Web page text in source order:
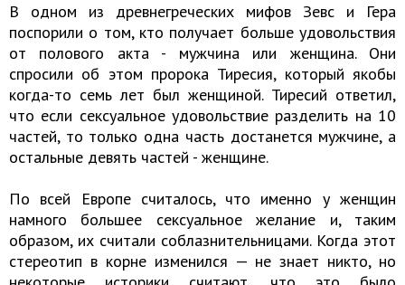
В одном из древнегреческих мифов Зевс и Гера
поспорили о том, кто получает больше удовольствия
от полового акта - мужчина или женщина. Они
спросили об этом пророка Тиресия, который якобы
когда-то семь лет был женщиной. Тиресий ответил,
что если сексуальное удовольствие разделить на 10
частей, то только одна часть достанется мужчине, а
остальные девять частей - женщине.
По всей Европе считалось, что именно у женщин
намного большее сексуальное желание и, таким
образом, их считали соблазнительницами. Когда этот
стереотип в корне изменился — не знает никто, но